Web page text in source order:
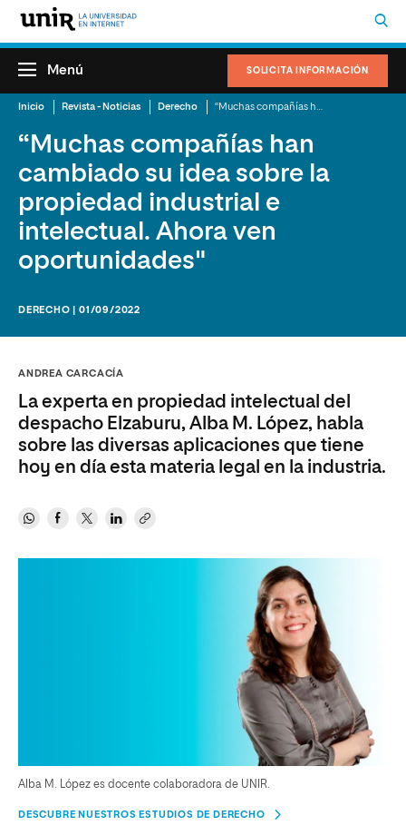
SOLICITA INFORMACIÓN
Menú
Inicio Revista - Noticias Derecho
“Muchas compañías han
cambiado su idea sobre la
propiedad industrial e
intelectual. Ahora ven
oportunidades"
DERECHO | 01/09/2022
ANDREA CARCACÍA
La experta en propiedad intelectual del
despacho Elzaburu, Alba M. López, habla
sobre las diversas aplicaciones que tiene
hoy en día esta materia legal en la industria.
Alba M. López es docente colaboradora de UNIR.
DESCUBRE NUESTROS ESTUDIOS DE DERECHO